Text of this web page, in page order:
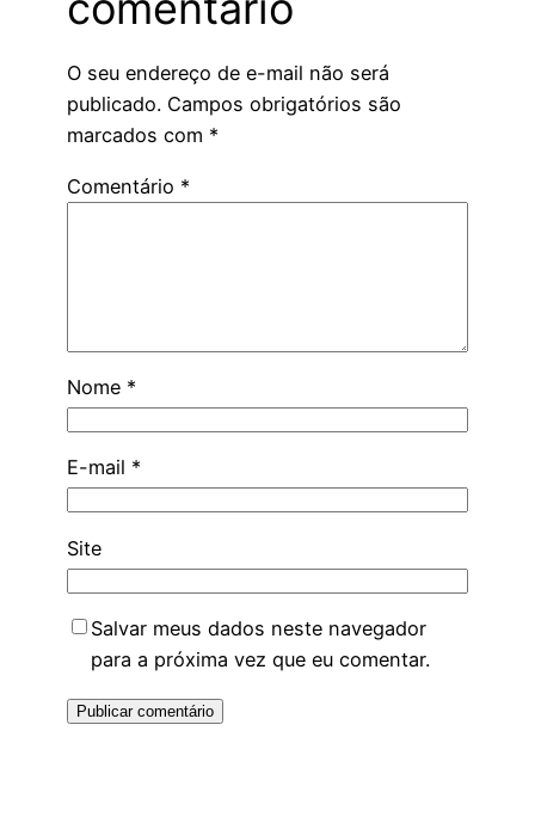
O seu endereço de e-mail não será
publicado. Campos obrigatórios são
marcados com *
Comentário *
Nome *
E-mail *
Site
Salvar meus dados neste navegador
para a próxima vez que eu comentar.